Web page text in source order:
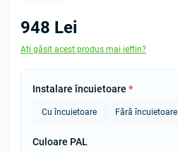
948 Lei
Ați găsit acest produs mai ieftin?
Instalare încuietoare *
Cu încuietoare Fără încuietoare
Culoare PAL